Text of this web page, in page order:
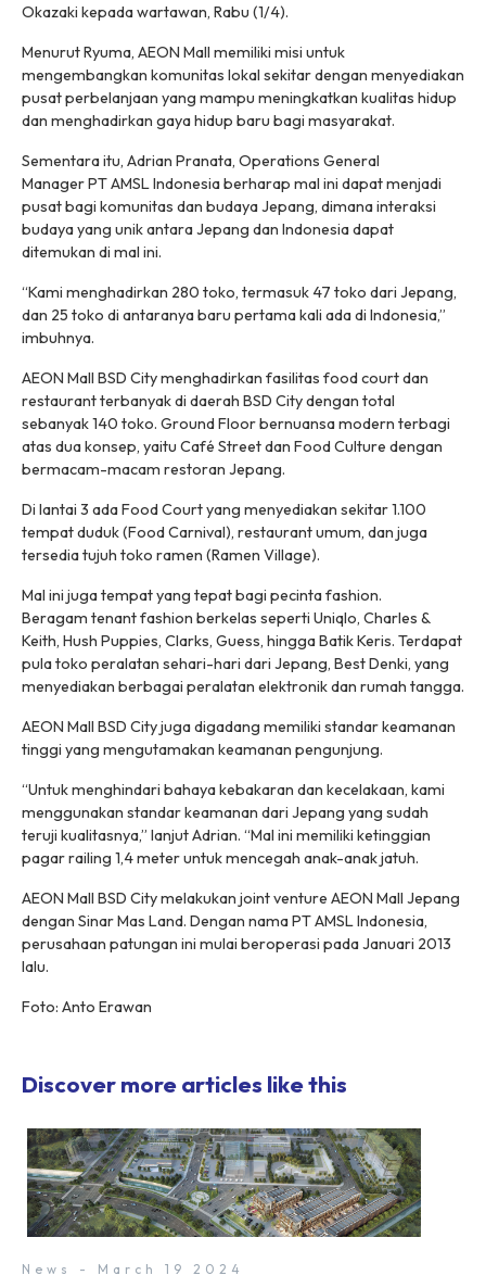
Okazaki kepada wartawan, Rabu (1/4).
Menurut Ryuma, AEON Mall memiliki misi untuk
mengembangkan komunitas lokal sekitar dengan menyediakan
pusat perbelanjaan yang mampu meningkatkan kualitas hidup
dan menghadirkan gaya hidup baru bagi masyarakat.
Sementara itu, Adrian Pranata, Operations General
ManagerPT AMSL Indonesia berharap mal ini dapat menjadi
pusat bagi komunitas dan budaya Jepang, dimana interaksi
budaya yang unik antara Jepang dan Indonesia dapat
ditemukan di mal ini.
“Kami menghadirkan 280 toko, termasuk 47 toko dari Jepang,
dan 25 toko di antaranya baru pertama kali ada di Indonesia,”
imbuhnya.
AEON Mall BSD City menghadirkan fasilitas food courtdan
restaurant terbanyak di daerah BSD City dengan total
sebanyak 140 toko. Ground Floor bernuansa modern terbagi
atas dua konsep, yaitu Café Street dan Food Culture dengan
bermacam-macam restoran Jepang.
Di lantai 3 ada Food Court yang menyediakan sekitar 1.100
tempat duduk (Food Carnival), restaurant umum, dan juga
tersedia tujuh toko ramen (Ramen Village).
Mal ini juga tempat yang tepat bagi pecintafashion.
Beragam tenant fashion berkelas seperti Uniqlo, Charles &
Keith, Hush Puppies, Clarks, Guess, hingga Batik Keris. Terdapat
pula toko peralatan sehari-hari dari Jepang, Best Denki, yang
menyediakan berbagai peralatan elektronik dan rumah tangga.
AEON Mall BSD City juga digadang memiliki standar keamanan
tinggi yang mengutamakan keamanan pengunjung.
“Untuk menghindari bahaya kebakaran dan kecelakaan, kami
menggunakan standar keamanan dari Jepang yang sudah
teruji kualitasnya,” lanjut Adrian. “Mal ini memiliki ketinggian
pagar railing 1,4 meter untuk mencegah anak-anak jatuh.
AEON Mall BSD City melakukan joint venture AEON Mall Jepang
dengan Sinar Mas Land. Dengan nama PT AMSL Indonesia,
perusahaan patungan ini mulai beroperasi pada Januari 2013
lalu.
Foto: Anto Erawan
Discover more articles like this
News - March 19 2024